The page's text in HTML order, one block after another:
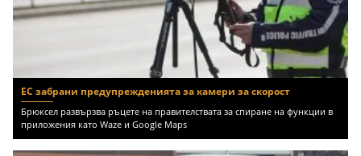
ЕС забрани предупрежденията за камери за скорост
Брюксел развързва ръцете на правителствата за спиране на функции в
приложения като Waze и Google Maps